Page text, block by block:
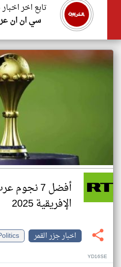
تابع اخر
سي ان ان
أفضل 7
الإفريقية 2025
اخبار جزر القمر
YD16SE